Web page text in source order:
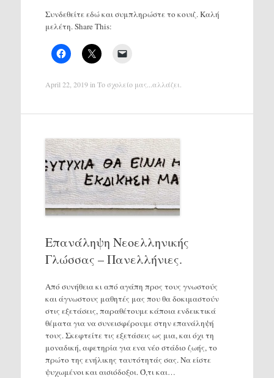
Συνδεθείτε εδώ και συμπληρώστε το κουιζ. Καλή
μελέτη. Share This:
April 22, 2019in Το σχολείο μας...αλλάζει
Επανάληψη Νεοελληνικής
Γλώσσας – Πανελλήνιες.
Από συνήθεια κι από αγάπη προς τους γνωστούς
και άγνωστους μαθητές μας που θα δοκιμαστούν
στις εξετάσεις, παραθέτουμε κάποια ενδεικτικά
θέματα για να συνεισφέρουμε στην επανάληψή
τους. Σκεφτείτε τις εξετάσεις ως μια, και όχι τη
μοναδική, αφετηρία για ενα νέο στάδιο ζωής, το
πρώτο της ενήλικης ταυτότητάς σας. Να είστε
ψυχωμένοι και αισιόδοξοι. Ό,τι και…